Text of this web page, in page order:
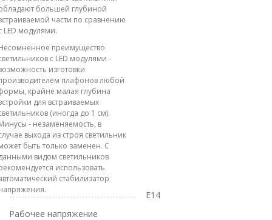
большей глубиной
части по сравнению
LED модулями.
преимущество
с LED модулями -
изготовки
плафонов любой
крайне малая глубина
для встраиваемых
(иногда до 1 см).
- незаменяемость, в
выхода из строя светильник
быть только заменен. С
видом светильников
использовать
стабилизатор
E14
Рабочее напряжение